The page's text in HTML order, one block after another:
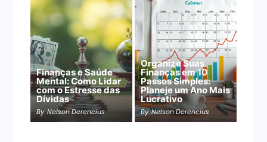
Finanças e Saúde
Mental: Como Lidar
com o Estresse das
Dívidas
By Nelson Derencius
Organize Suas
Finanças em 10
Passos Simples:
Planeje um Ano Mais
Lucrativo
By Nelson Derencius